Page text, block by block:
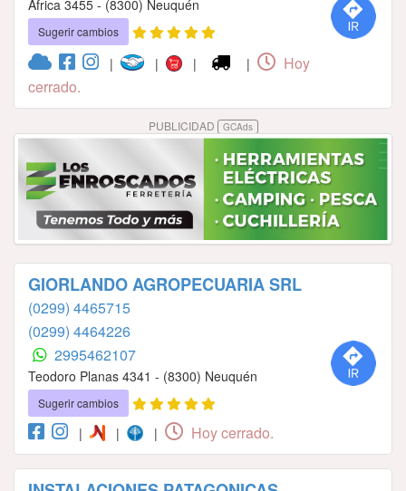
Africa 3455 - (8300) Neuquén
Sugerir cambios
| | | |
Hoy
cerrado.
PUBLICIDAD GCAds
GIORLANDO AGROPECUARIA SRL
(0299) 4465715
(0299) 4464226
2995462107
Teodoro Planas 4341 - (8300) Neuquén
Sugerir cambios
| | | Hoy cerrado.